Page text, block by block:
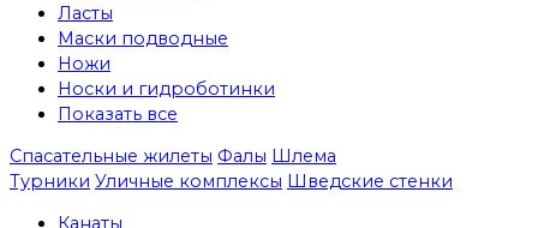
Ласты
Маски подводные
Ножи
Носки и гидроботинки
Показать все
Спасательные жилеты Фалы Шлема
Турники Уличные комплексы Шведские стенки
Канаты